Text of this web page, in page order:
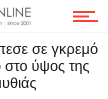
σε γκρεμό
στο ύψος της